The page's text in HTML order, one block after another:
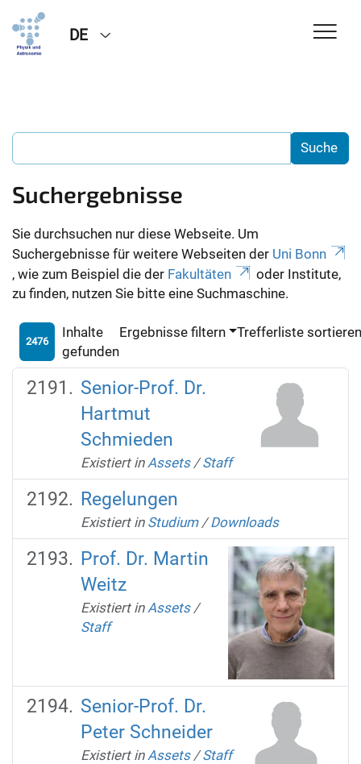
DE
Suchergebnisse
Sie durchsuchen nur diese Webseite. Um
Suchergebnisse für weitere Webseiten der Uni Bonn
, wie zum Beispiel die der Fakultäten
oder Institute,
zu finden, nutzen Sie bitte eine Suchmaschine.
2476
Inhalte
gefunden
Ergebnisse filtern Trefferliste
Senior-Prof. Dr.
Hartmut
Schmieden
Existiert in Assets /Staff
Regelungen
Existiert in Studium /Downloads
Prof. Dr. Martin
Weitz
Existiert in Assets /
Staff
Senior-Prof. Dr.
Peter Schneider
Existiert in Assets /Staff